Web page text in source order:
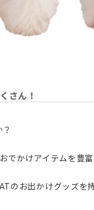
さん！
かけアイテムを豊富
のお出かけグッズを